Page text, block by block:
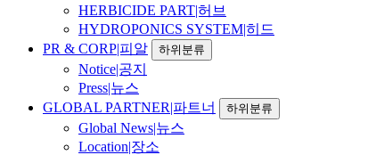
HERBICIDE PART|허브
HYDROPONICS SYSTEM|히드
PR & CORP|피알
하위분류
Notice|공지
Press|뉴스
GLOBAL PARTNER|파트너
하위분류
Global News|뉴스
Location|장소